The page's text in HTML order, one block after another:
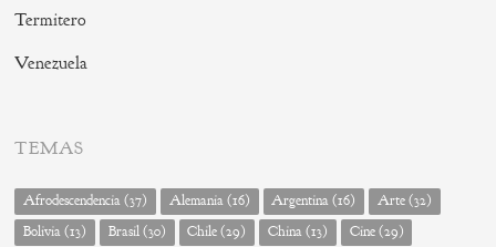
Termitero
Venezuela
TEMAS
Afrodescendencia(37) Alemania(16) Argentina(16) Arte(32)
Bolivia(13) Brasil(30) Chile(29) China(13) Cine(29)